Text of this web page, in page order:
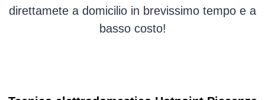
direttamete a domicilio in brevissimo tempo e a
basso costo!